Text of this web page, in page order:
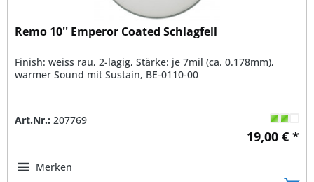
Remo 10'' Emperor Coated Schlagfell
Finish: weiss rau, 2-lagig, Stärke: je 7mil (ca. 0.178mm),
warmer Sound mit Sustain, BE-0110-00
Art.Nr.: 207769
19,00 € *
Merken